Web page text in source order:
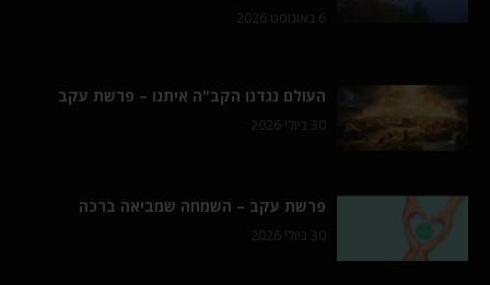
6 באוגוסט 2026
העולם נגדנו הקב"ה איתנו – פרשת עקב
30 ביולי 2026
פרשת עקב – השמחה שמביאה ברכה
30 ביולי 2026